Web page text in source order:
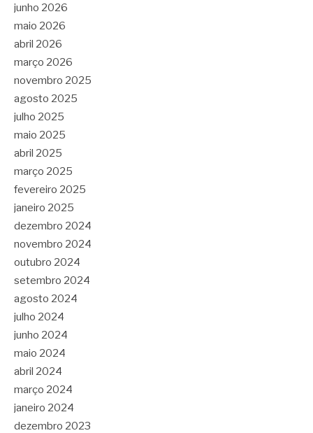
junho 2026
maio 2026
abril 2026
março 2026
novembro 2025
agosto 2025
julho 2025
maio 2025
abril 2025
março 2025
fevereiro 2025
janeiro 2025
dezembro 2024
novembro 2024
outubro 2024
setembro 2024
agosto 2024
julho 2024
junho 2024
maio 2024
abril 2024
março 2024
janeiro 2024
dezembro 2023